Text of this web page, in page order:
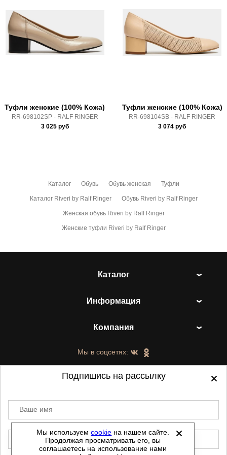
Высота каблука:
Крепление подошвы:
бортопрошивной
Полнота:
5 (Стандарт)
Срок отгрузки:5-8 рабочих дней
Доставка по России всеми транспортными ТК, а также с
Почтой Росии и СДЭК.
Здесь вы можете более детально ознакомиться с
Туфли женские (100% Кожа)
RR-698102SP - RALF RINGER
3 025руб
Туфли женские (100% Кожа)
RR-698104SB - RALF RINGER
3 074 руб
Каталог Обувь Обувь женская Туфли
Каталог Riveri by Ralf Ringer Обувь Riveri by Ralf Ringer
Женская обувь Riveri by Ralf Ringer
Женские туфли Riveri by Ralf Ringer
Каталог
Информация
Компания
Мы в соцсетях:
©2021-2026 - ShoesTown.ru - все права
защищены.
Данный сайт не является интернет магазином и
Мы используемcookie на нашем сайте.
Продолжая просматривать его, вы
соглашаетесь на использование нами
Подпишись на рассылку
Ваше имя